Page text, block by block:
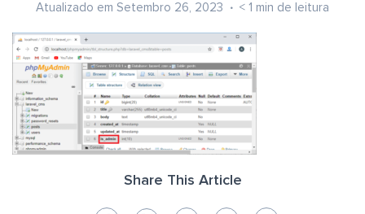
Atualizado em Setembro 26, 2023 < 1 min de leitura
Share This Article